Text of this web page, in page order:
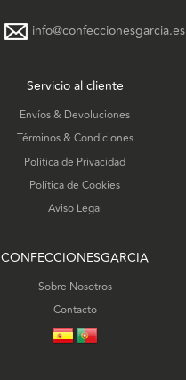
info@confeccionesgarcia.es
Servicio al cliente
Envíos & Devoluciones
Términos & Condiciones
Política de Privacidad
Política de Cookies
Aviso Legal
CONFECCIONESGARCIA
Sobre Nosotros
Contacto